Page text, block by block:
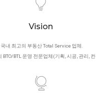
Vision
국내 최고의 부동산 Total Service 업체.
BTO/BTL 운영 전문업체(기획, 시공, 관리,